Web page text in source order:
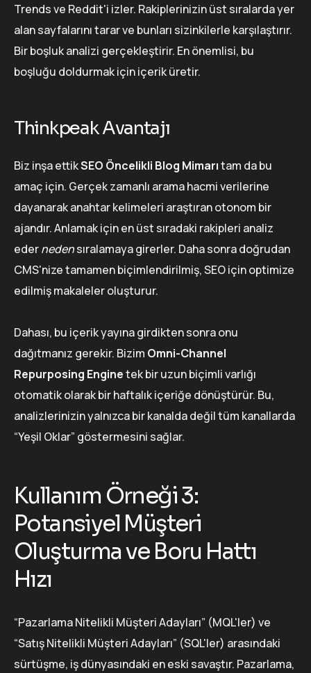
Trends ve Reddit'i izler. Rakiplerinizin üst sıralarda yer
alan sayfalarını tarar ve bunları sizinkilerle karşılaştırır.
Bir boşluk analizi gerçekleştirir. En önemlisi, bu
boşluğu doldurmak için içerik üretir.
Thinkpeak Avantajı
Biz inşa ettikSEO Öncelikli Blog Mimarıtam da bu
amaç için. Gerçek zamanlı arama hacmi verilerine
dayanarak anahtar kelimeleri araştıran otonom bir
ajandır. Anlamak için en üst sıradaki rakipleri analiz
edernedensıralamaya girerler. Daha sonra doğrudan
CMS'nize tamamen biçimlendirilmiş, SEO için optimize
edilmiş makaleler oluşturur.
Dahası, bu içerik yayına girdikten sonra onu
dağıtmanız gerekir. Bizim Omni-Channel
Repurposing Enginetek bir uzun biçimli varlığı
otomatik olarak bir haftalık içeriğe dönüştürür. Bu,
analizlerinizin yalnızca bir kanalda değil tüm kanallarda
“Yeşil Oklar” göstermesini sağlar.
Kullanım Örneği 3:
Potansiyel Müşteri
Oluşturma ve Boru Hattı
Hızı
“Pazarlama Nitelikli Müşteri Adayları” (MQL'ler) ve
“Satış Nitelikli Müşteri Adayları” (SQL'ler) arasındaki
sürtüşme, iş dünyasındaki en eski savaştır. Pazarlama,